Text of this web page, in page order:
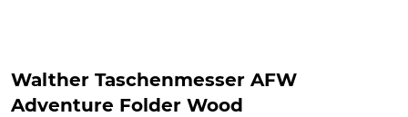
Walther Taschenmesser AFW
Adventure Folder Wood